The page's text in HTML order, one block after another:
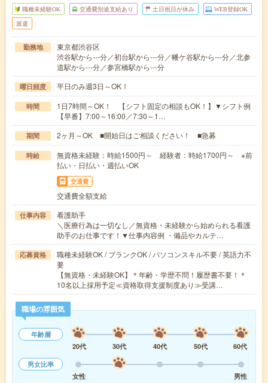
職種未経験OK 交通費別途支給あり 土日祝日が休み WEB登録OK
派遣
勤務地
東京都渋谷区
渋谷駅から---分／初台駅から---分／幡ケ谷駅から---分／北参
道駅から---分／参宮橋駅から---分
曜日頻度 平日のみ週3日～OK！
時間
1日7時間～OK！ 【シフト固定の相談もOK！】▼シフト例
【早番】7:00～16:00／7:30～1…
期間 2ヶ月～OK ■開始日はご相談ください！ ■急募
時給
無資格未経験：時給1500円～ 経験者：時給1700円～ ※前
払い・日払い・週払いOK
交通費
交通費全額支給
仕事内容
看護助手
＼医療行為は一切なし／無資格・未経験から始められる看護
助手のお仕事です！▼仕事内容例 ・備品やカルテ…
応募資格
職種未経験OK / ブランクOK / パソコンスキル不要 / 英語力不
要
【無資格・未経験OK】＊年齢・学歴不問！履歴書不要！＊
10名以上採用予定≪資格取得支援制度あり≫受講…
職場の雰囲気
年齢層
20代
30代 40代 50代
60代
男女比率
女性
男性